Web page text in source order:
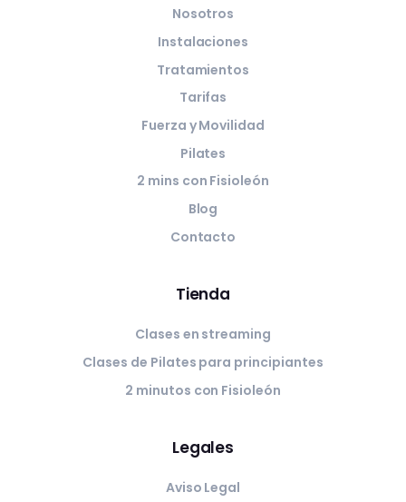
Nosotros
Instalaciones
Tratamientos
Tarifas
Fuerza y Movilidad
Pilates
2 mins con Fisioleón
Blog
Contacto
Tienda
Clases en streaming
Clases de Pilates para principiantes
2 minutos con Fisioleón
Legales
Aviso Legal